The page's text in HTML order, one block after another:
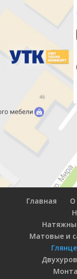
Главная О
Матовые и